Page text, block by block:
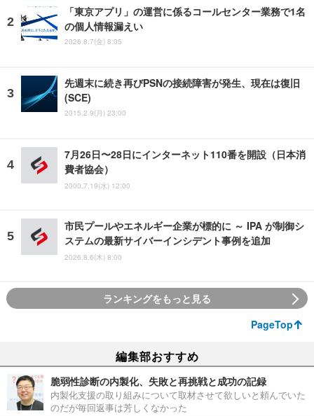
「東京アプリ」の運営に係るコールセンター業務で1名
の個人情報漏えい
2026.8.7(金) 8:05
先週末に続き再びPSNの接続障害が発生、現在は復旧
(SCE)
2015.2.9(月) 23:00
7月26日〜28日にインターネット110番を開設（日本消
費者協会）
2000.7.19(水) 12:00
市民プールやエネルギー企業が標的に ～ IPA が制御シ
ステムの最新サイバーインシデント事例を追加
2026.8.6(木) 8:00
ランキングをもっと見る
PageTop
編集部おすすめ
脆弱性診断の内製化、失敗と再挑戦と成功の記録
内製化支援の取り組みについて取材させて欲しいと頼んでいた
のだが毎回返事は芳しくなかった